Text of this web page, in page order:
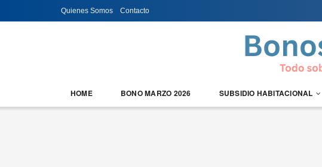
Quienes Somos Contacto
HOME BONO MARZO 2026 SUBSIDIO HABITACIONAL